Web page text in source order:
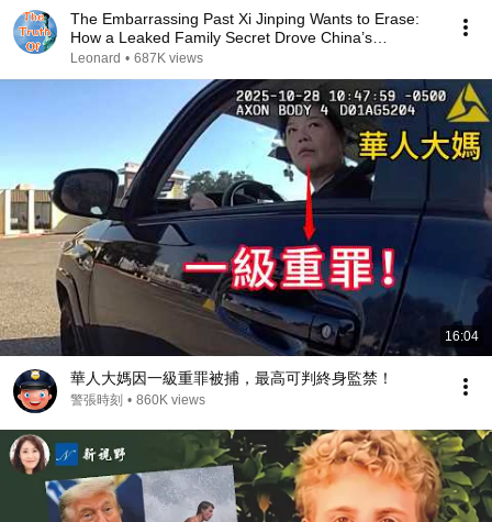
The Embarrassing Past Xi Jinping Wants to Erase:
How a Leaked Family Secret Drove China’s
Richest...
Leonard • 687K views
16:04
華人大媽因一級重罪被捕，最高可判終身監禁！
警張時刻 • 860K views